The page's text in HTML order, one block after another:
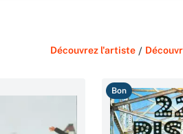
Découvrez l'artiste /
Bon